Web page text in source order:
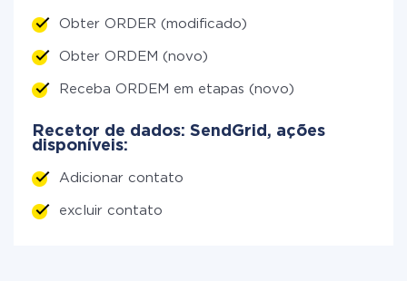
Obter ORDER (modificado)
Obter ORDEM (novo)
Receba ORDEM em etapas (novo)
Recetor de dados: SendGrid, ações
disponíveis:
Adicionar contato
excluir contato